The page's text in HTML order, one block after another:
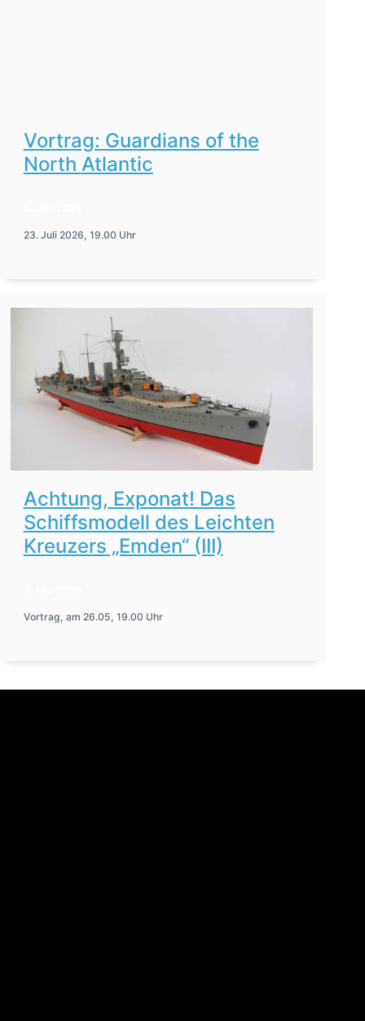
Vortrag: Guardians of the
North Atlantic
23. Juli 2026, 19.00 Uhr
Achtung, Exponat! Das
Schiffsmodell des Leichten
Kreuzers „Emden“ (III)
Vortrag, am 26.05, 19.00 Uhr